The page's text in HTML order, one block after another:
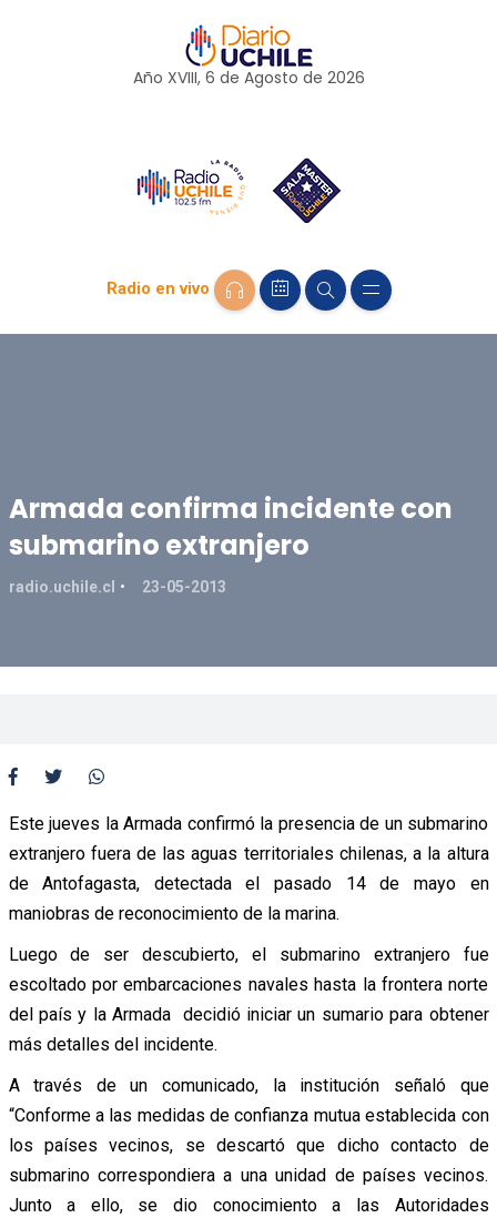
Año XVIII, 6 de Agosto de 2026
Radio en vivo
Armada confirma incidente con
submarino extranjero
radio.uchile.cl 23-05-2013
Este jueves la Armada confirmó la presencia de un submarino
extranjero fuera de las aguas territoriales chilenas, a la altura
de Antofagasta, detectada el pasado 14 de mayo en
maniobras de reconocimiento de la marina.
Luego de ser descubierto, el submarino extranjero fue
escoltado por embarcaciones navales hasta la frontera norte
del país y la Armada decidió iniciar un sumario para obtener
más detalles del incidente.
A través de un comunicado, la institución señaló que
“Conforme a las medidas de confianza mutua establecida con
los países vecinos, se descartó que dicho contacto de
submarino correspondiera a una unidad de países vecinos.
Junto a ello, se dio conocimiento a las Autoridades